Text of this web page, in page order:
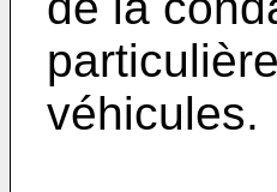
véhicules.